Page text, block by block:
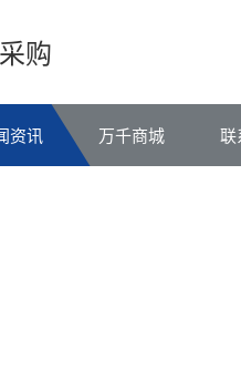
购
资讯 万千商城 联